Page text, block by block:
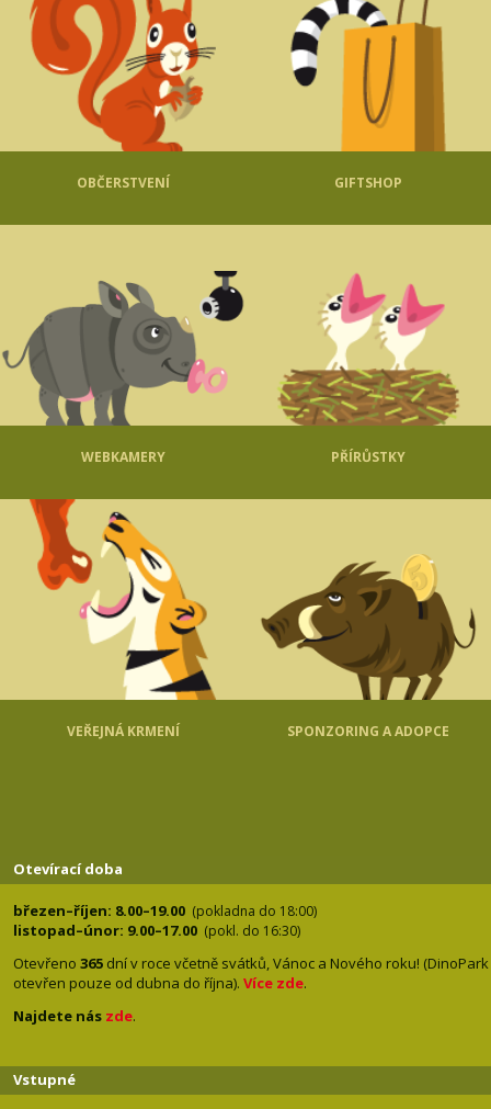
OBČERSTVENÍ GIFTSHOP
WEBKAMERY PŘÍRŮSTKY
VEŘEJNÁ KRMENÍ SPONZORING A ADOPCE
Otevírací doba
březen–říjen: 8.00–19.00 (pokladna do 18:00)
listopad–únor: 9.00–17.00 (pokl. do 16:30)
Otevřeno 365 dní v roce včetně svátků, Vánoc a Nového roku! (DinoPark
otevřen pouze od dubna do října). Více zde.
Najdete nás zde.
Vstupné